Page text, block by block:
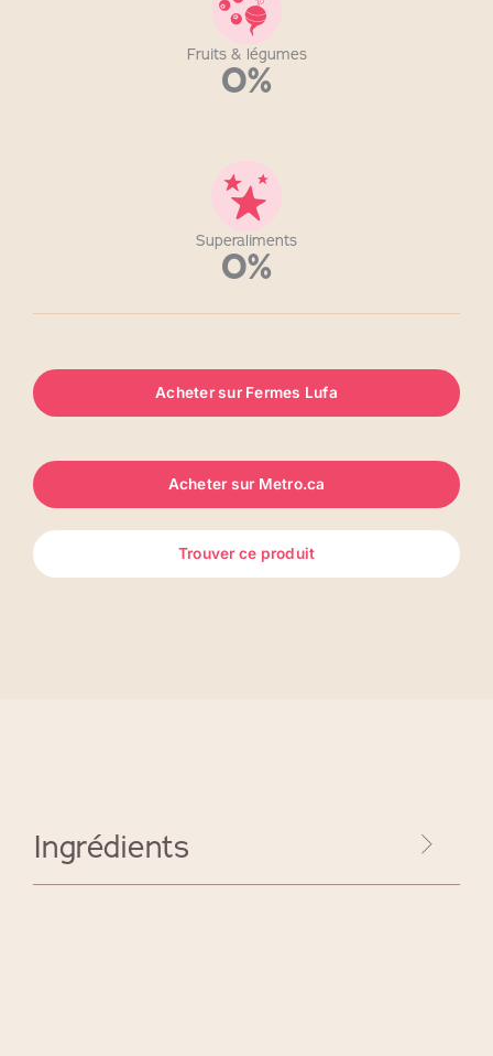
Fruits & légumes
0%
Superaliments
0%
Acheter sur Fermes Lufa
Acheter sur Metro.ca
Trouver ce produit
Ingrédients